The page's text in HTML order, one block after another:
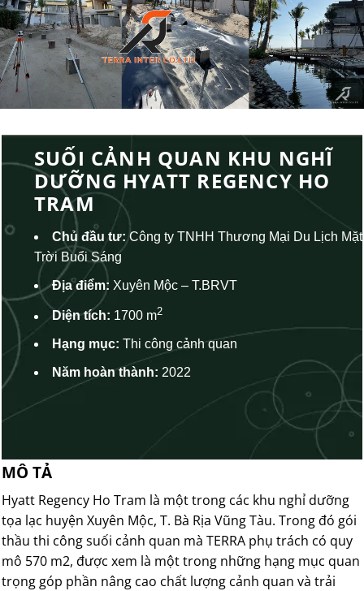
Chuyển
đến
nội
dung
SUỐI CẢNH QUAN KHU NGHĨ
DƯỠNG HYATT REGENCY HO
TRAM
Chủ đầu tư:Công ty TNHH Thương Mại Du Lịch Mặt
Trời Buổi Sáng
Địa điểm: Xuyên Mộc – T.BRVT
Diện tích: 1700 m2
Hạng mục: Thi công cảnh quan
Năm hoàn thành: 2022
MÔ TẢ
Hyatt Regency Ho Tram là một trong các khu nghỉ dưỡng
tọa lạc huyện Xuyên Mộc, T. Bà Rịa Vũng Tàu. Trong đó gói
thầu thi công suối cảnh quan mà TERRA phụ trách có quy
mô 570 m2, được xem là một trong những hạng mục quan
trọng góp phần nâng cao chất lượng cảnh quan và trải